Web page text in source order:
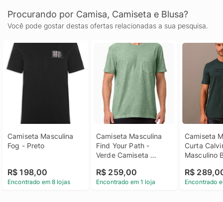
Procurando por Camisa, Camiseta e Blusa?
Você pode gostar destas ofertas relacionadas a sua pesquisa.
Camiseta Masculina
Fog - Preto
R$ 198,00
Encontrado em 8 lojas
Camiseta Masculina
Find Your Path -
Verde Camiseta
Path Verde Pp
R$ 259,00
Encontrado em 1 loja
Camiseta
Curta
Masculino
Médio
Manga
R$
Encontrado